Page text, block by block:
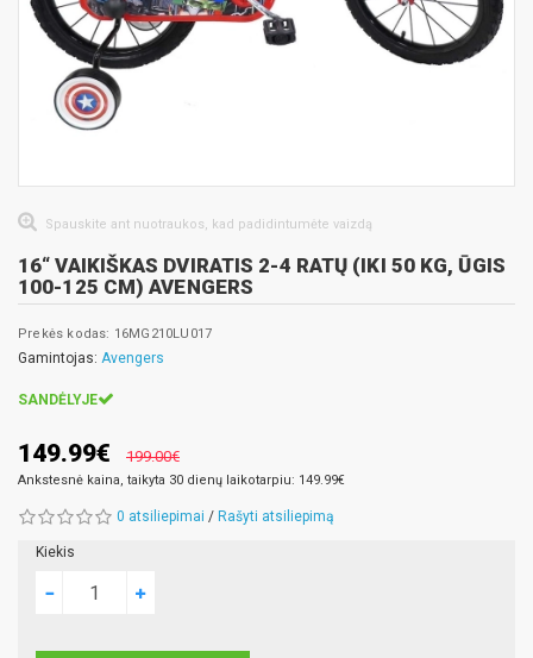
Spauskite ant nuotraukos, kad padidintumėte vaizdą
16“ VAIKIŠKAS DVIRATIS 2-4 RATŲ (IKI 50 KG, ŪGIS
100-125 CM) AVENGERS
Prekės kodas: 16MG210LU017
Gamintojas: Avengers
SANDĖLYJE
149.99€ 199.00€
Ankstesnė kaina, taikyta 30 dienų laikotarpiu: 149.99€
0 atsiliepimai / Rašyti atsiliepimą
Kiekis